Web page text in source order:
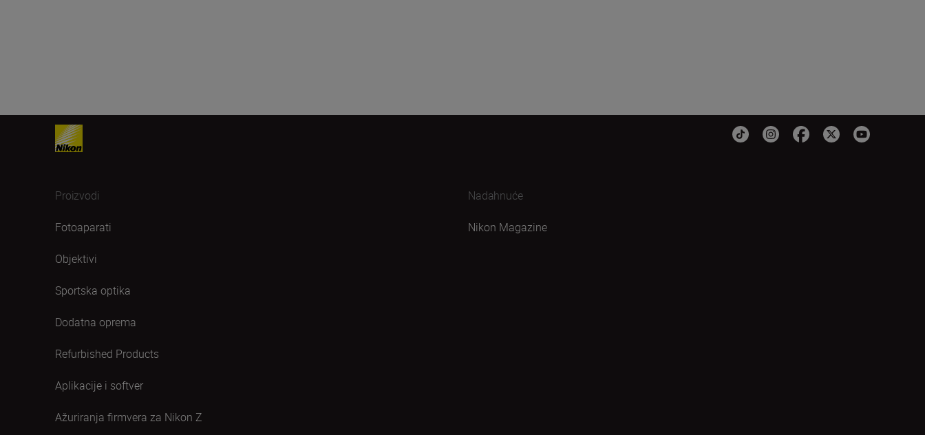
Proizvodi
Fotoaparati
Objektivi
Sportska optika
Dodatna oprema
Refurbished Products
Aplikacije i softver
Ažuriranja firmvera za Nikon Z
Nadahnuće
Nikon Magazine